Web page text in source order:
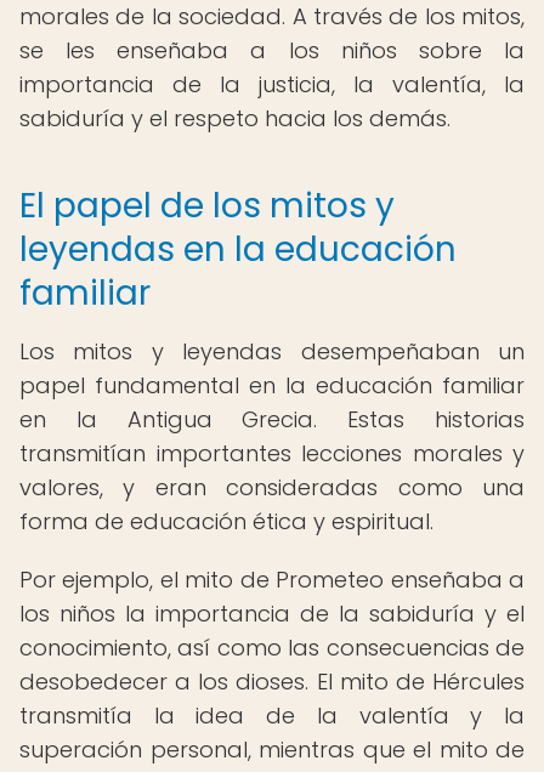
morales de la sociedad. A través de los mitos,
se les enseñaba a los niños sobre la
importancia de la justicia, la valentía, la
sabiduría y el respeto hacia los demás.
El papel de los mitos y
leyendas en la educación
familiar
Los mitos y leyendas desempeñaban un
papel fundamental en la educación familiar
en la Antigua Grecia. Estas historias
transmitían importantes lecciones morales y
valores, y eran consideradas como una
forma de educación ética y espiritual.
Por ejemplo, el mito de Prometeo enseñaba a
los niños la importancia de la sabiduría y el
conocimiento, así como las consecuencias de
desobedecer a los dioses. El mito de Hércules
transmitía la idea de la valentía y la
superación personal, mientras que el mito de